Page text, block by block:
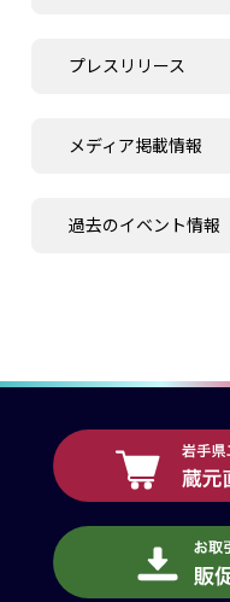
プレスリリース
メディア掲載情報
過去のイベント情報